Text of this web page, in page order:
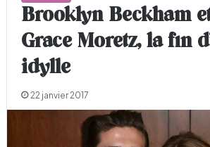
Brooklyn Beckham
Grace Moretz, la fin
idylle
22 janvier 2017